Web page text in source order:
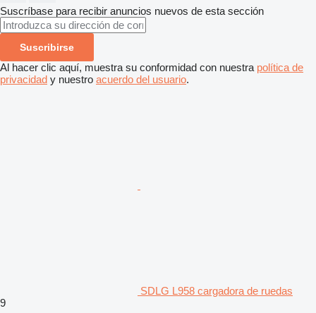
Suscríbase para recibir anuncios nuevos de esta sección
Suscribirse
Al hacer clic aquí, muestra su conformidad con nuestra política de
privacidad y nuestro acuerdo del usuario.
SDLG L958 cargadora de ruedas
9